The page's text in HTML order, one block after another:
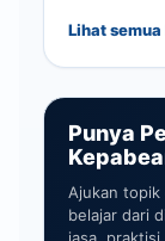
Lihat
Punya
Ajukan topik
belajar dari